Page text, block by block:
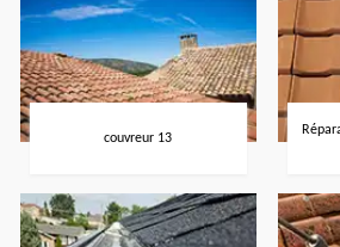
couvreur 13